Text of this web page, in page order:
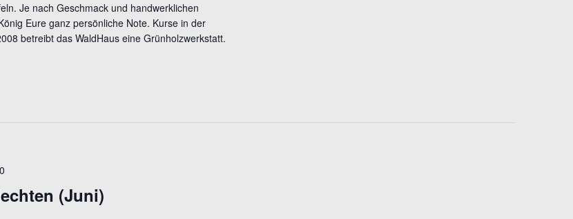
Je nach Geschmack und handwerklichen
Eure ganz persönliche Note. Kurse in der
betreibt das WaldHaus eine Grünholzwerkstatt.
(Juni)